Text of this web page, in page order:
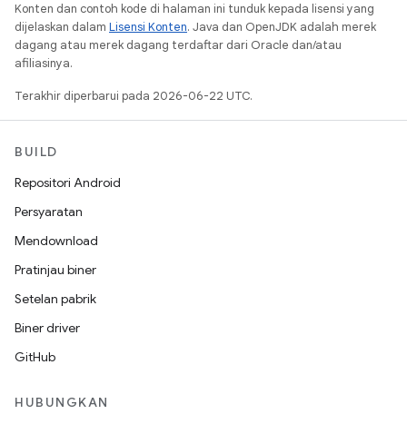
Konten dan contoh kode di halaman ini tunduk kepada lisensi yang
dijelaskan dalam Lisensi Konten. Java dan OpenJDK adalah merek
dagang atau merek dagang terdaftar dari Oracle dan/atau
afiliasinya.
Terakhir diperbarui pada 2026-06-22 UTC.
BUILD
Repositori Android
Persyaratan
Mendownload
Pratinjau biner
Setelan pabrik
Biner driver
GitHub
HUBUNGKAN